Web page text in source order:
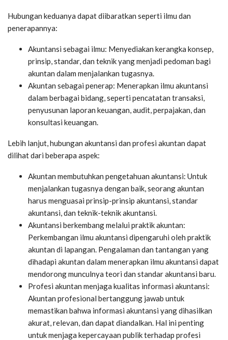
Hubungan keduanya dapat diibaratkan seperti ilmu dan
penerapannya:
Akuntansi sebagai ilmu: Menyediakan kerangka konsep,
prinsip, standar, dan teknik yang menjadi pedoman bagi
akuntan dalam menjalankan tugasnya.
Akuntan sebagai penerap: Menerapkan ilmu akuntansi
dalam berbagai bidang, seperti pencatatan transaksi,
penyusunan laporan keuangan, audit, perpajakan, dan
konsultasi keuangan.
Lebih lanjut, hubungan akuntansi dan profesi akuntan dapat
dilihat dari beberapa aspek:
Akuntan membutuhkan pengetahuan akuntansi: Untuk
menjalankan tugasnya dengan baik, seorang akuntan
harus menguasai prinsip-prinsip akuntansi, standar
akuntansi, dan teknik-teknik akuntansi.
Akuntansi berkembang melalui praktik akuntan:
Perkembangan ilmu akuntansi dipengaruhi oleh praktik
akuntan di lapangan. Pengalaman dan tantangan yang
dihadapi akuntan dalam menerapkan ilmu akuntansi dapat
mendorong munculnya teori dan standar akuntansi baru.
Profesi akuntan menjaga kualitas informasi akuntansi:
Akuntan profesional bertanggung jawab untuk
memastikan bahwa informasi akuntansi yang dihasilkan
akurat, relevan, dan dapat diandalkan. Hal ini penting
untuk menjaga kepercayaan publik terhadap profesi